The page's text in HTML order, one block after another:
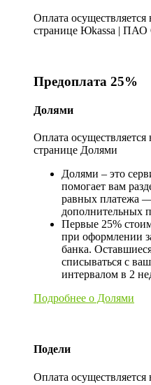
Оплата
странице Юkassa |
Предоплата 25%
Долями
Оплата
странице Долями
Долями – это
помогает вам
равных платежа
дополнительных
Первые 25%
при оформлении
банка.
списываться с
интервалом в 2
Подробнее о Долями
Подели
Оплата